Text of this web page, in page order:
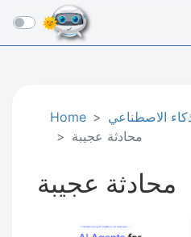
☰
Home
الاصطناعي
محادثة عجيبة
محادثة عجيبة